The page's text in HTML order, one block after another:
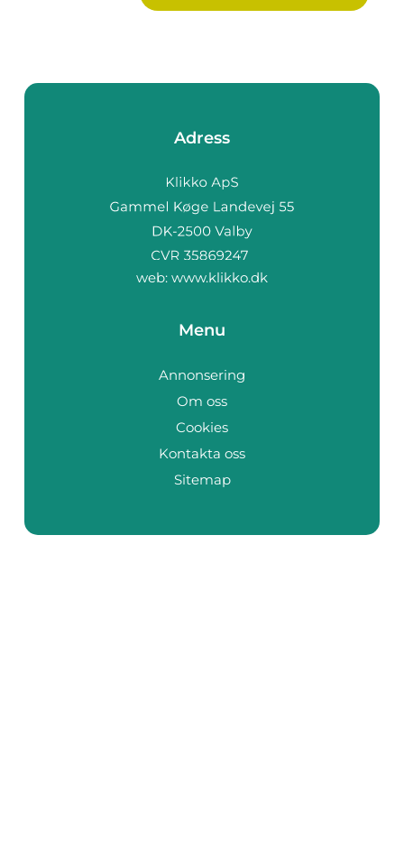
Adress
web: www.klikko.dk
Menu
Annonsering
Om oss
Cookies
Kontakta oss
Sitemap